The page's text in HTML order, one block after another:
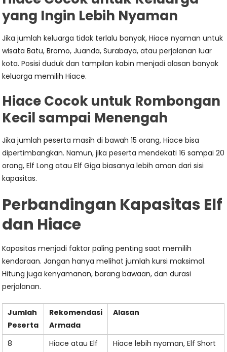
yang Ingin Lebih Nyaman
Jika jumlah keluarga tidak terlalu banyak, Hiace nyaman untuk
wisata Batu, Bromo, Juanda, Surabaya, atau perjalanan luar
kota. Posisi duduk dan tampilan kabin menjadi alasan banyak
keluarga memilih Hiace.
Hiace Cocok untuk Rombongan
Kecil sampai Menengah
Jika jumlah peserta masih di bawah 15 orang, Hiace bisa
dipertimbangkan. Namun, jika peserta mendekati 16 sampai 20
orang, Elf Long atau Elf Giga biasanya lebih aman dari sisi
kapasitas.
Perbandingan Kapasitas Elf
dan Hiace
Kapasitas menjadi faktor paling penting saat memilih
kendaraan. Jangan hanya melihat jumlah kursi maksimal.
Hitung juga kenyamanan, barang bawaan, dan durasi
perjalanan.
Jumlah
Peserta
Rekomendasi
Armada
Alasan
8
Hiace atau Elf
Hiace lebih nyaman, Elf Short